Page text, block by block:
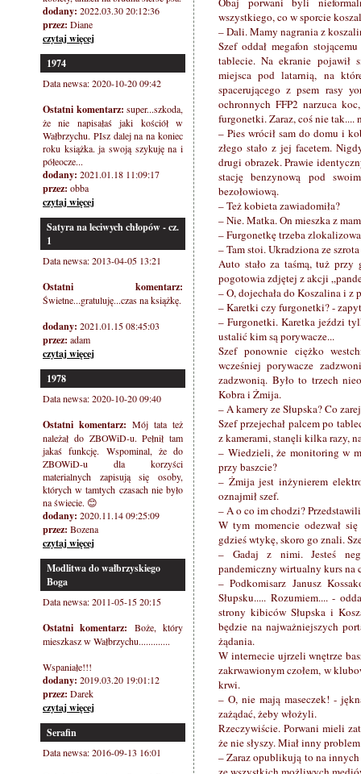
dodany: 2022.03.30 20:12:36
przez: Diane
czytaj więcej
1974
Data newsa: 2020-10-20 09:42
Ostatni komentarz: super...szkoda,
że nie napisałaś jaki kościół w
Wałbrzychu. PIsz dalej na na koniec
roku książka. ja swoją szykuję na i
półeocze...
dodany: 2021.01.18 11:09:17
przez: obba
czytaj więcej
Satyra na leciwych chłopów - cz.
1
Data newsa: 2013-04-05 13:21
Ostatni komentarz:
Świetne...gratuluję...czas na książkę.
dodany: 2021.01.15 08:45:03
przez: adam
czytaj więcej
1978
Data newsa: 2020-10-20 09:40
Ostatni komentarz: Mój tata też
należał do ZBOWiD-u. Pełnił tam
jakaś funkcję. Wspominal, że do
ZBOWiD-u dla korzyści
materialnych zapisują się osoby,
których w tamtych czasach nie było
na świecie. 😊
dodany: 2020.11.14 09:25:09
przez: Bozena
czytaj więcej
Modlitwa do wałbrzyskiego
Boga
Data newsa: 2011-05-15 20:15
Ostatni komentarz: Boże, który
mieszkasz w Wałbrzychu.............
Wspaniałe!!!
dodany: 2019.03.20 19:01:12
przez: Darek
czytaj więcej
Serafin
Data newsa: 2016-09-13 16:01
wszystkiego, co w sporcie
– Dali. Mamy nagrania z
Szef oddał megafon
tablecie. Na ekranie pojawił
miejsca pod latarnią, na
spacerującego z psem rasy
ochronnych FFP2 narzuca
furgonetki. Zaraz, coś nie tak....
– Pies wrócił sam do domu i
złego stało z jej facetem.
drugi obrazek. Prawie
stację benzynową pod
bezołowiową.
– Też kobieta zawiadomiła?
– Nie. Matka. On mieszka z
– Furgonetkę trzeba
– Tam stoi. Ukradziona ze szrota
Auto stało za taśmą, tuż
pogotowia zdjętej z akcji
– O, dojechała do Koszalina i z
– Karetki czy furgonetki? -
– Furgonetki. Karetka jeździ
ustalić kim są porywacze...
Szef ponownie ciężko
wcześniej porywacze
zadzwonią. Było to trzech
Kobra i Żmija.
– A kamery ze Słupska? Co
Szef przejechał palcem po
z kamerami, stanęli kilka razy,
– Wiedzieli, że monitoring w
przy baszcie?
– Żmija jest inżynierem
oznajmił szef.
– A o co im chodzi?
W tym momencie odezwał
gdzieś wtykę, skoro go znali.
– Gadaj z nimi. Jesteś
pandemiczny wirtualny kurs na
– Podkomisarz Janusz
Słupsku..... Rozumiem.... -
strony kibiców Słupska i
będzie na najważniejszych
żądania.
W internecie ujrzeli wnętrze
zakrwawionym czołem, w
krwi.
– O, nie mają maseczek! -
zażądać, żeby włożyli.
Rzeczywiście. Porwani mieli
że nie słyszy. Miał inny
– Zaraz opublikują to na